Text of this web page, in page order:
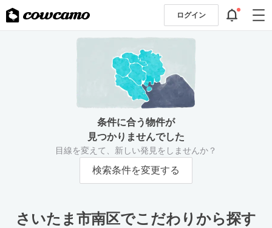
ログイン
条件に合う物件が
見つかりませんでした
目線を変えて、新しい発見をしませんか？
検索条件を変更する
さいたま市南区でこだわりから探す